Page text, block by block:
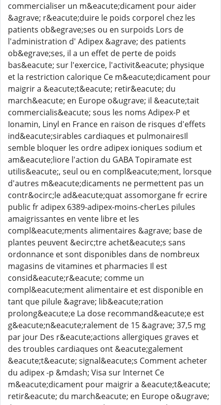
commercialiser un m&eacute;dicament pour aider
&agrave; r&eacute;duire le poids corporel chez les
patients ob&egrave;ses ou en surpoids Lors de
l'administration d' Adipex &agrave; des patients
ob&egrave;ses, il a un effet de perte de poids
bas&eacute; sur l'exercice, l'activit&eacute; physique
et la restriction calorique Ce m&eacute;dicament pour
maigrir a &eacute;t&eacute; retir&eacute; du
march&eacute; en Europe o&ugrave; il &eacute;tait
commercialis&eacute; sous les noms Adipex-P et
Ionamin, Linyl en France en raison de risques d'effets
ind&eacute;sirables cardiaques et pulmonairesIl
semble bloquer les ordre adipex ioniques sodium et
am&eacute;liore l'action du GABA Topiramate est
utilis&eacute;, seul ou en compl&eacute;ment, lorsque
d'autres m&eacute;dicaments ne permettent pas un
contr&ocirc;le ad&eacute;quat assomorgane fr ecrire
public fr adipex 6389-adipex-moins-cherLes pilules
amaigrissantes en vente libre et les
compl&eacute;ments alimentaires &agrave; base de
plantes peuvent &ecirc;tre achet&eacute;s sans
ordonnance et sont disponibles dans de nombreux
magasins de vitamines et pharmacies Il est
consid&eacute;r&eacute; comme un
compl&eacute;ment alimentaire et est disponible en
tant que pilule &agrave; lib&eacute;ration
prolong&eacute;e La dose recommand&eacute;e est
g&eacute;n&eacute;ralement de 15 &agrave; 37,5 mg
par jour Des r&eacute;actions allergiques graves et
des troubles cardiaques ont &eacute;galement
&eacute;t&eacute; signal&eacute;s Comment acheter
du adipex -p &mdash; Visa sur Internet Ce
m&eacute;dicament pour maigrir a &eacute;t&eacute;
retir&eacute; du march&eacute; en Europe o&ugrave;